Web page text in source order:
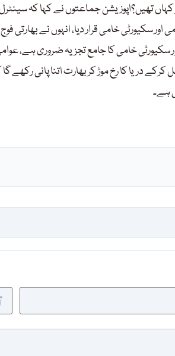
تھیں؟اپوزیشن جماعتوں نے کہا کہ
سکیورٹی خامی قرار دیا، انہوں نے بھارتی
سکیورٹی خامی کا جامع تجزیہ ضروری ہے،
دریا کا رخ موڑ کر بھارت اتنا پانی
ہے۔